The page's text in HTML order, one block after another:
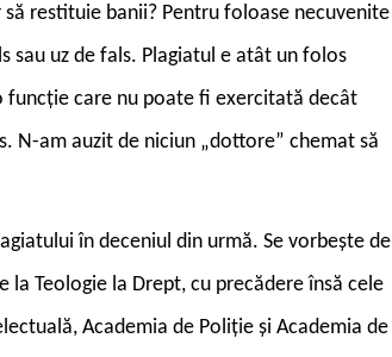
restituie banii? Pentru foloase necuvenite
sau uz de fals. Plagiatul e atât un folos
funcție care nu poate fi exercitată decât
N-am auzit de niciun „dottore” chemat să
în deceniul din urmă. Se vorbește de
Teologie la Drept, cu precădere însă cele
Academia de Poliție și Academia de